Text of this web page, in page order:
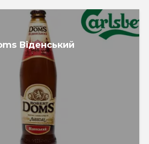
Віденський